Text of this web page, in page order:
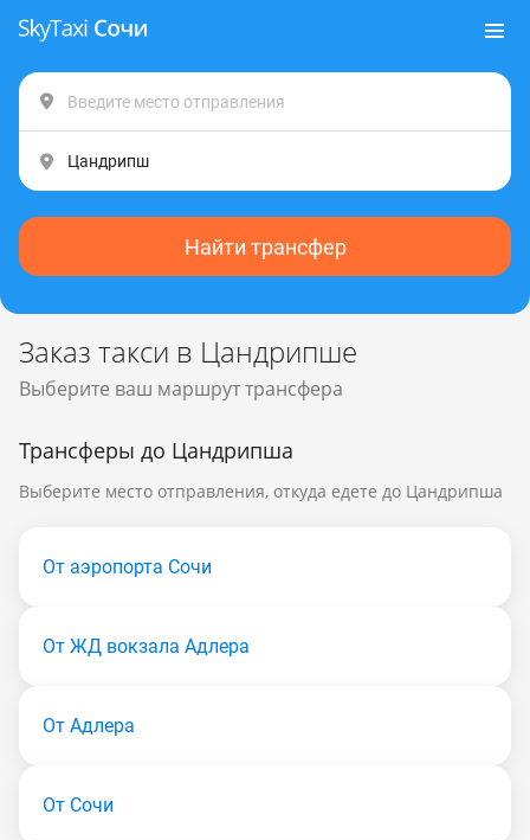
Найти трансфер
Заказ такси в Цандрипше
Выберите ваш маршрут трансфера
Трансферы до Цандрипша
Выберите место отправления, откуда едете до Цандрипша
От аэропорта Сочи
От ЖД вокзала Адлера
От Адлера
От Сочи